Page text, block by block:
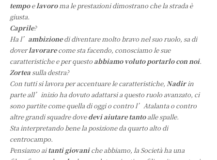
tempoelavoro ma le prestazioni dimostrano che la strada è
giusta.
Caprile?
Ha l’ ambizionedi diventare molto bravo nel suo ruolo, sa di
doverlavorarecome sta facendo, conosciamo le sue
caratteristiche e per questo abbiamo voluto portarlo con noi.
Zortea sulla destra?
Con tutti si lavora per accentuare le caratteristiche, Nadir in
parte all’inizio ha dovuto adattarsi a questo ruolo avanzato, ci
sono partite come quella di oggi o contro l’Atalanta o contro
altre grandi squadre dovedevi aiutare tantoalle spalle.
Sta interpretando bene la posizione da quarto alto di
centrocampo.
Pensiamo aitanti giovaniche abbiamo, la Società ha una